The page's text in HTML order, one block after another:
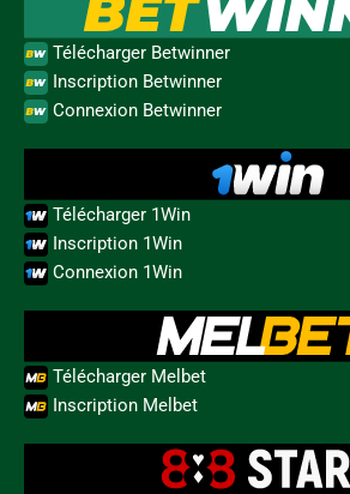
Télécharger Betwinner
Inscription Betwinner
Connexion Betwinner
Télécharger 1Win
Inscription 1Win
Connexion 1Win
Télécharger Melbet
Inscription Melbet